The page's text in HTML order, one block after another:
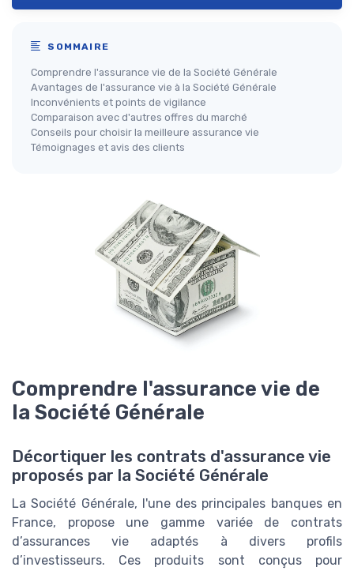
SOMMAIRE
Comprendre l'assurance vie de la Société Générale
Avantages de l'assurance vie à la Société Générale
Inconvénients et points de vigilance
Comparaison avec d'autres offres du marché
Conseils pour choisir la meilleure assurance vie
Témoignages et avis des clients
Comprendre l'assurance vie de
la Société Générale
Décortiquer les contrats d'assurance vie
proposés par la Société Générale
La Société Générale, l'une des principales banques en
France, propose une gamme variée de contrats
d’assurances vie adaptés à divers profils
d’investisseurs. Ces produits sont conçus pour